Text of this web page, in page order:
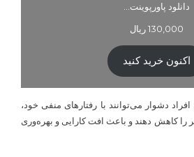
دانلود پاورپوینت…
130,000 ریال
اکنون خرید کنید
افراد دشوار می‌توانند با رفتارهای منفی خود،
را کاهش دهند و باعث افت کارایی و بهره‌وری